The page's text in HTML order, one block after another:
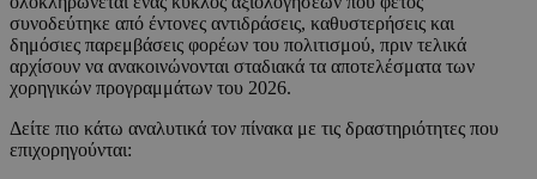
συνοδεύτηκε από έντονες αντιδράσεις, καθυστερήσεις και
δημόσιες παρεμβάσεις φορέων του πολιτισμού, πριν τελικά
αρχίσουν να ανακοινώνονται σταδιακά τα αποτελέσματα των
χορηγικών προγραμμάτων του 2026.
Δείτε πιο κάτω αναλυτικά τον πίνακα με τις δραστηριότητες που
επιχορηγούνται: